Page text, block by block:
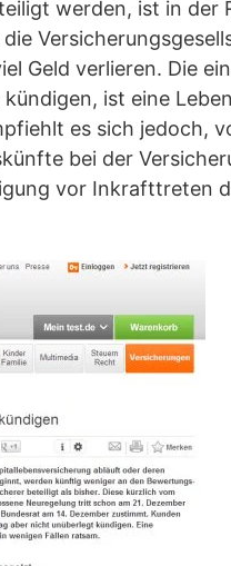
werden, ist in der
Geld verlieren. Die
ist eine
es sich jedoch,
bei der
vor Inkrafttreten